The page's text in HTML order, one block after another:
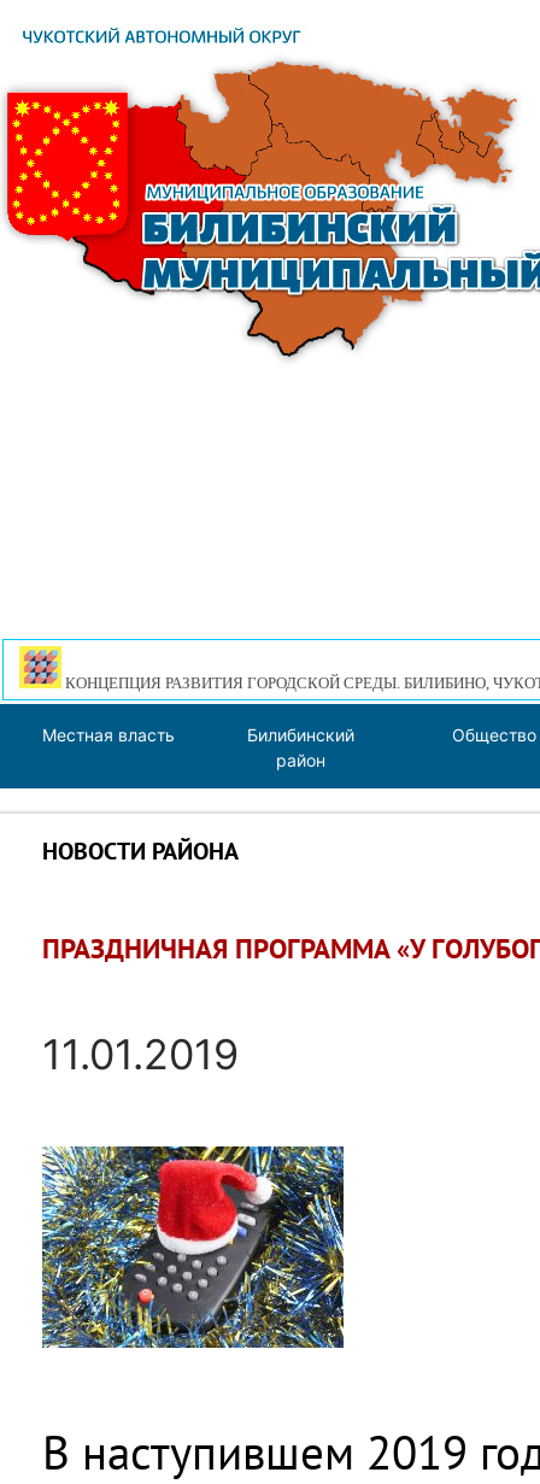
КОНЦЕПЦИЯ РАЗВИТИЯ ГОРОДСКОЙ СРЕДЫ. БИЛИБИНО,
Местная власть
Билибинский
район
Общество
НОВОСТИ РАЙОНА
ПРАЗДНИЧНАЯ ПРОГРАММА «У
11.01.2019
В наступившем 2019